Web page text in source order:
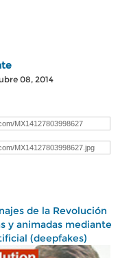
08, 2014
de la Revolución
y animadas mediante
(deepfakes)